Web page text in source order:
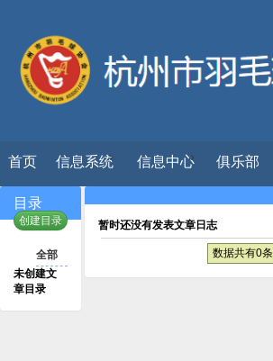
首页 信息系统 信息中心 俱乐部
目录
创建目录
全部
未创建文
章目录
暂时还没有发表文章日志
数据共有0条